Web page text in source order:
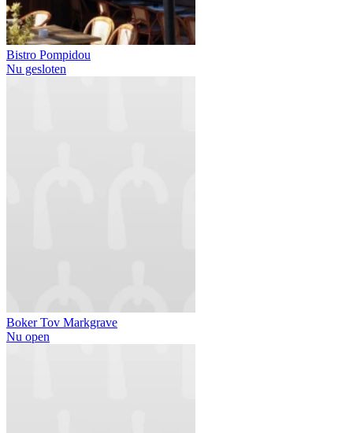
Bistro Pompidou
Nu gesloten
Boker Tov Markgrave
Nu open